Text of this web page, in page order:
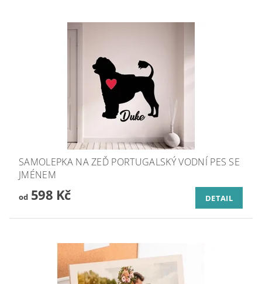
SAMOLEPKA NA ZEĎ PORTUGALSKÝ VODNÍ PES SE
JMÉNEM
od598 Kč DETAIL